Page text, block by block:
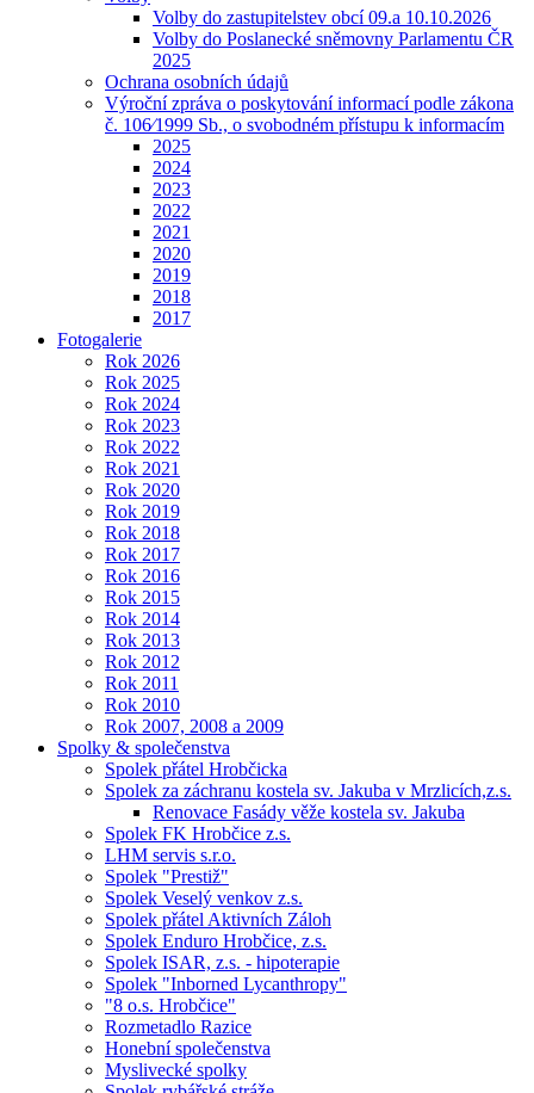
Volby do zastupitelstev obcí 09.a 10.10.2026
Volby do Poslanecké sněmovny Parlamentu ČR
2025
Ochrana osobních údajů
Výroční zpráva o poskytování informací podle zákona
č. 106⁄1999 Sb., o svobodném přístupu k informacím
2025
2024
2023
2022
2021
2020
2019
2018
2017
Fotogalerie
Rok 2026
Rok 2025
Rok 2024
Rok 2023
Rok 2022
Rok 2021
Rok 2020
Rok 2019
Rok 2018
Rok 2017
Rok 2016
Rok 2015
Rok 2014
Rok 2013
Rok 2012
Rok 2011
Rok 2010
Rok 2007, 2008 a 2009
Spolky & společenstva
Spolek přátel Hrobčicka
Spolek za záchranu kostela sv. Jakuba v Mrzlicích,z.s.
Renovace Fasády věže kostela sv. Jakuba
Spolek FK Hrobčice z.s.
LHM servis s.r.o.
Spolek "Prestiž"
Spolek Veselý venkov z.s.
Spolek přátel Aktivních Záloh
Spolek Enduro Hrobčice, z.s.
Spolek ISAR, z.s. - hipoterapie
Spolek "Inborned Lycanthropy"
"8 o.s. Hrobčice"
Rozmetadlo Razice
Honební společenstva
Myslivecké spolky